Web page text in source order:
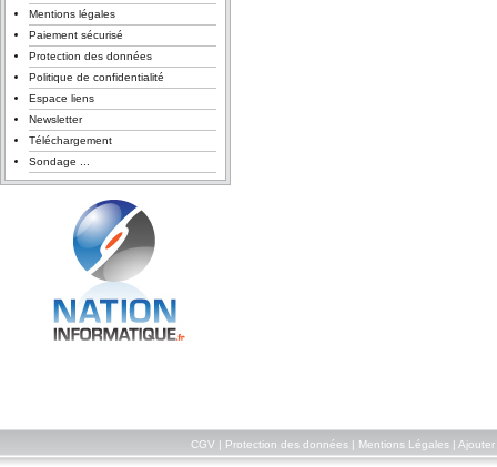
Mentions légales
Paiement sécurisé
Protection des données
Politique de confidentialité
Espace liens
Newsletter
Téléchargement
Sondage ...
CGV Protection des données| Mentions Légales| Ajouter